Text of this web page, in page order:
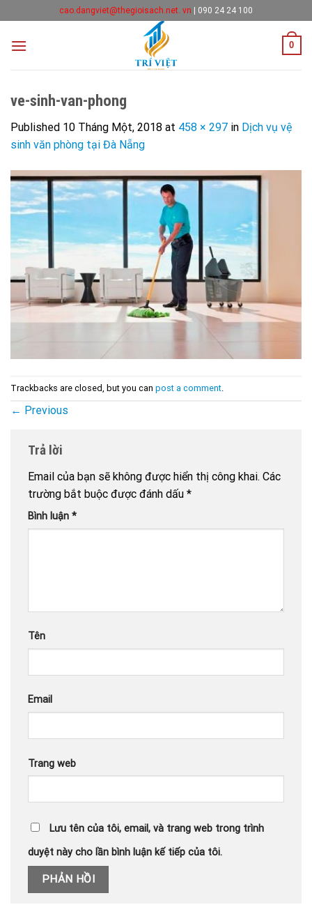
to
content
cao.dangviet@thegioisach.net. vn | 090 24 24 100
0
ve-sinh-van-phong
Published 10 Tháng Một, 2018 at 458 × 297 in Dịch vụ vệ
sinh văn phòng tại Đà Nẵng
Trackbacks are closed, but you can post a comment
← Previous
Trả lời
Email của bạn sẽ không được hiển thị công khai. Các
trường bắt buộc được đánh dấu *
Bình luận *
Tên
Email
Trang web
Lưu tên của tôi, email, và trang web trong trình
duyệt này cho lần bình luận kế tiếp của tôi.